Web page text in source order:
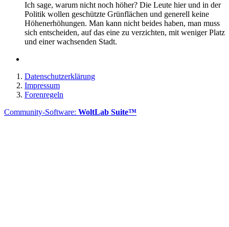
Ich sage, warum nicht noch höher? Die Leute hier und in der
Politik wollen geschützte Grünflächen und generell keine
Höhenerhöhungen. Man kann nicht beides haben, man muss
sich entscheiden, auf das eine zu verzichten, mit weniger Platz
und einer wachsenden Stadt.
Datenschutzerklärung
Impressum
Forenregeln
Community-Software: WoltLab Suite™